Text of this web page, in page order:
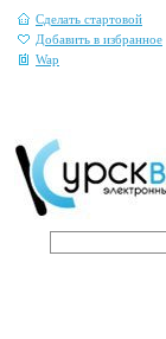
Сделать стартовой
Добавить в избранное
Wap